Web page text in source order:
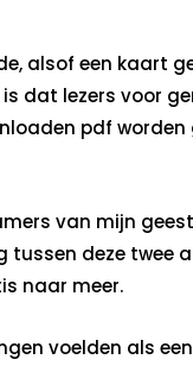
alsof een kaart
dat lezers voor
pdf
van mijn
deze twee
naar meer.
voelden als